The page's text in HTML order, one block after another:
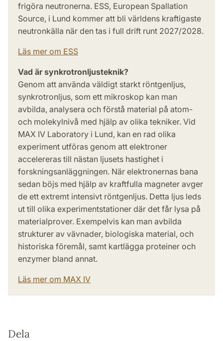
frigöra neutronerna. ESS, European Spallation
Source, i Lund kommer att bli världens kraftigaste
neutronkälla när den tas i full drift runt 2027/2028.
Läs mer om ESS
Vad är synkrotronljusteknik?
Genom att använda väldigt starkt röntgenljus,
synkrotronljus, som ett mikroskop kan man
avbilda, analysera och förstå material på atom-
och molekylnivå med hjälp av olika tekniker. Vid
MAX IV Laboratory i Lund, kan en rad olika
experiment utföras genom att elektroner
accelereras till nästan ljusets hastighet i
forskningsanläggningen. När elektronernas bana
sedan böjs med hjälp av kraftfulla magneter avger
de ett extremt intensivt röntgenljus. Detta ljus leds
ut till olika experimentstationer där det får lysa på
materialprover. Exempelvis kan man avbilda
strukturer av vävnader, biologiska material, och
historiska föremål, samt kartlägga proteiner och
enzymer bland annat.
Läs mer om MAX IV
Dela